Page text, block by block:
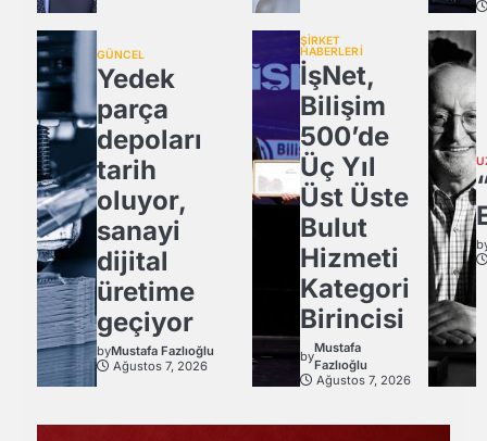
GÜNCEL
Yedek
parça
depoları
tarih
oluyor,
sanayi
dijital
üretime
geçiyor
byMustafa Fazlıoğlu
Ağustos 7, 2026
ŞİRKET
HABERLERİ
İşNet,
Bilişim
500’de
Üç Yıl
Üst Üste
Bulut
Hizmeti
Kategori
Birincisi
by
Mustafa
Fazlıoğlu
Ağustos 7, 2026